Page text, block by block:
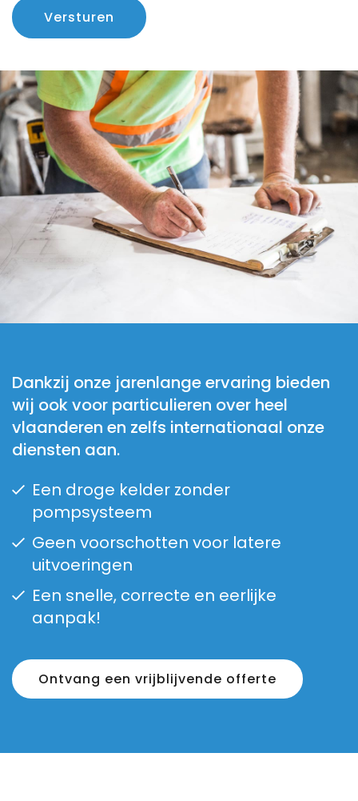
Versturen
Dankzij onze jarenlange ervaring bieden
wij ook voor particulieren over heel
vlaanderen en zelfs internationaal onze
diensten aan.
Een droge kelder zonder
pompsysteem
Geen voorschotten voor latere
uitvoeringen
Een snelle, correcte en eerlijke
aanpak!
Ontvang een vrijblijvende offerte